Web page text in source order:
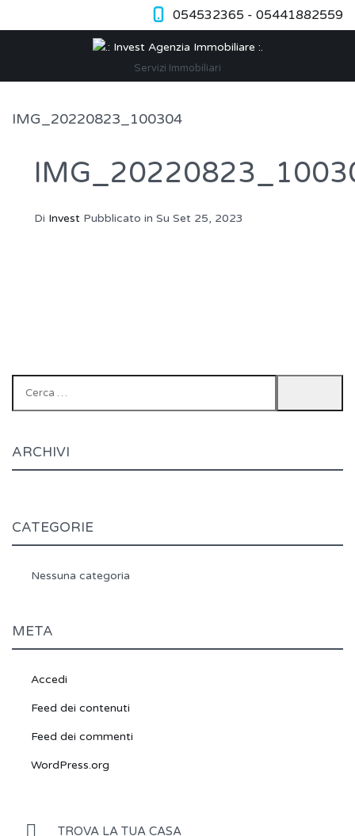
054532365 - 05441882559
Servizi Immobiliari
IMG_20220823_100304
Di Invest Pubblicato in Su Set 25, 2023
ARCHIVI
CATEGORIE
Nessuna categoria
META
Accedi
Feed dei contenuti
Feed dei commenti
WordPress.org
TROVA LA TUA CASA